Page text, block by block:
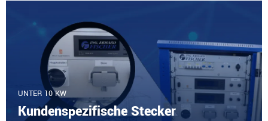
UNTER 10 KW
Kundenspezifische Stecker